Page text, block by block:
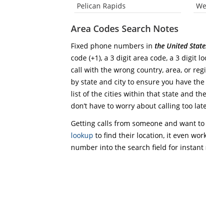
Pelican Rapids
Area Codes Search Notes
Fixed phone numbers in the United
code (+1), a 3 digit area code, a 3 digit
call with the wrong country, area, or
by state and city to ensure you have
list of the cities within that state and
don’t have to worry about calling too
Getting calls from someone and want
lookup to find their location, it even
number into the search field for instant